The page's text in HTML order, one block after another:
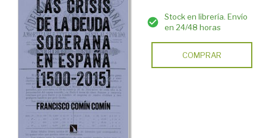
Stock en librería. Envío
en 24/48 horas
COMPRAR